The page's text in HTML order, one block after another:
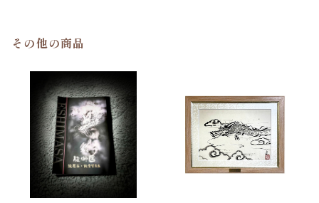
その他の商品